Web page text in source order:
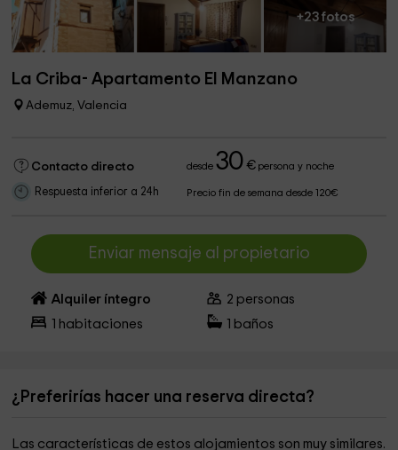
+23 fotos
La Criba- Apartamento El Manzano
Ademuz, Valencia
Contacto directo desde30 €persona y noche
Respuesta inferior a 24h Precio fin de semana desde 120€
Enviar mensaje al propietario
Alquiler íntegro 2 personas
habitaciones baños
¿Preferirías hacer una reserva directa?
Las características de estos alojamientos son muy similares.